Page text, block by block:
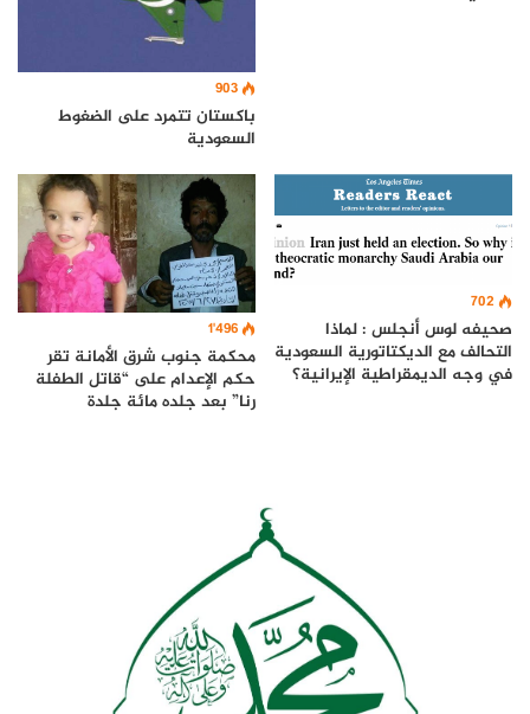
903
باكستان تتمرد على الضغوط
السعودية
702
صحيفه لوس أنجلس : لماذا
التحالف مع الديكتاتورية السعودية
في وجه الديمقراطية الإيرانية؟
1٬496
محكمة جنوب شرق الأمانة تقر
حكم الإعدام على “قاتل الطفلة
رنا” بعد جلده مائة جلدة